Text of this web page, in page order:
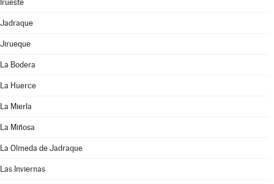
Irueste
Jadraque
Jirueque
La Bodera
La Huerce
La Mierla
La Miñosa
La Olmeda de Jadraque
Las Inviernas